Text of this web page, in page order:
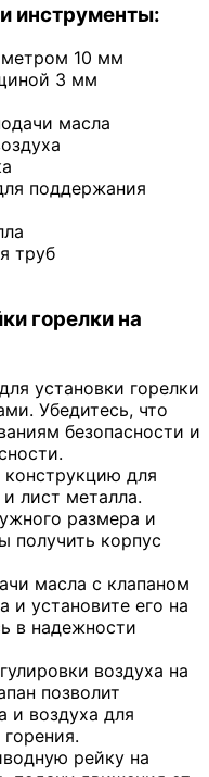
инструменты:
10 мм
3 мм
масла
поддержания
труб
горелки на
установки горелки
Убедитесь, что
безопасности и
для
лист металла.
размера и
получить корпус
масла с клапаном
и установите его на
в надежности
воздуха на
позволит
и воздуха для
рейку на